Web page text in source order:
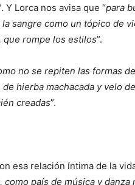
Y Lorca nos avisa que “para
sangre como un tópico de
que rompe los estilos”.
no se repiten las formas
hierba machacada y velo
creadas”.
esa relación íntima de la
país de música y